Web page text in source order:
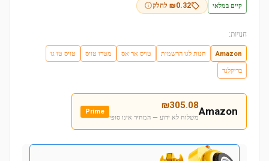
קיים במלאי ₪0.32 לחלק
חנויות:
Amazon חנות לגו הרשמית טויס אר אס מטרו טויס
טויס טו גו
בריקלנד
Amazon
₪305.08
משלוח לא ידוע — המחיר אינו סופי
Prime